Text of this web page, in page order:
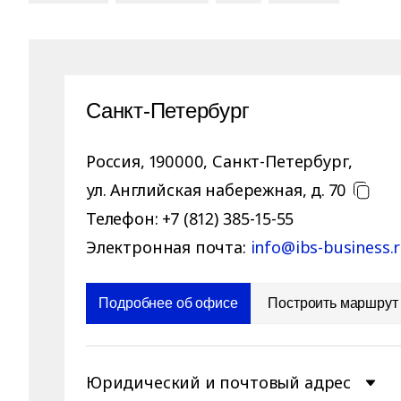
Санкт-Петербург
Россия, 190000, Санкт-Петербург,
ул. Английская набережная, д. 70
Телефон: +7 (812) 385-15-55
Электронная почта: info@ibs-
Подробнее об офисе Построить маршрут
Юридический и почтовый адрес